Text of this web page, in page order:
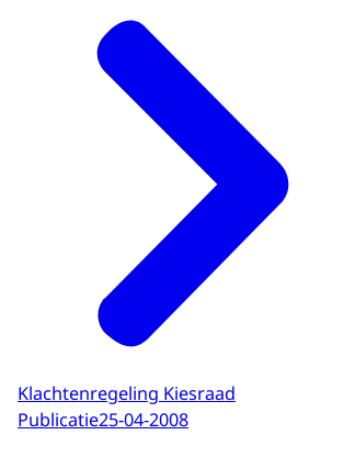
Klachtenregeling Kiesraad
Publicatie25-04-2008